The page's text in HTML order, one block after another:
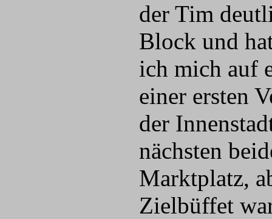
der Tim
Block und
ich mich auf
einer ersten
der
nächsten
Marktplatz,
Zielbüffet